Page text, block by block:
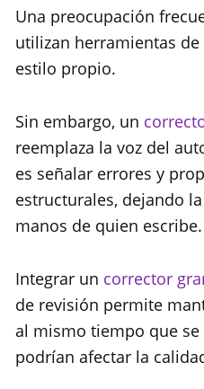
Una preocupación
utilizan herramientas
estilo propio.
Sin embargo, un
reemplaza la voz del
es señalar errores y
estructurales, dejando
manos de quien escribe.
Integrar un corrector
de revisión permite
al mismo tiempo que
podrían afectar la